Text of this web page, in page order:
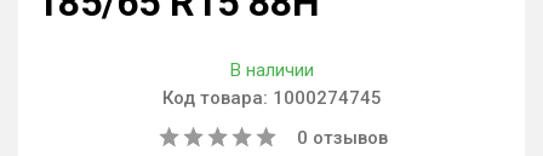
В наличии
Код товара: 1000274745
0 отзывов